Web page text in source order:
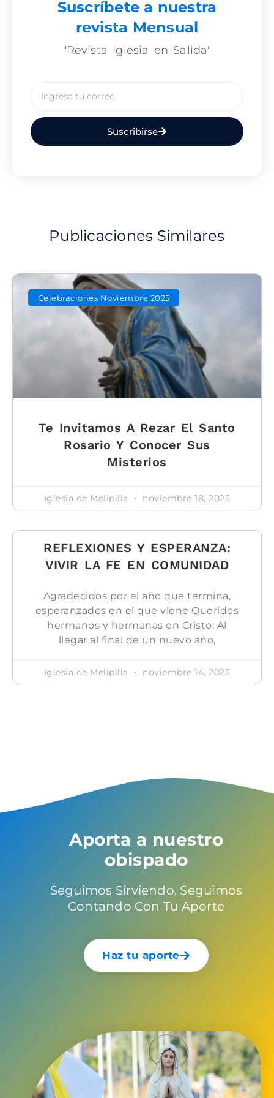
Suscríbete a nuestra
revista Mensual
"Revista Iglesia en Salida"
Suscribirse
Publicaciones Similares
Celebraciones Noviembre 2025
Te Invitamos A Rezar El Santo
Rosario Y Conocer Sus
Misterios
Iglesia de Melipilla noviembre 18, 2025
REFLEXIONES Y ESPERANZA:
VIVIR LA FE EN COMUNIDAD
Agradecidos por el año que termina,
esperanzados en el que viene Queridos
hermanos y hermanas en Cristo: Al
llegar al final de un nuevo año,
Iglesia de Melipilla noviembre 14, 2025
Aporta a nuestro
obispado
Seguimos Sirviendo, Seguimos
Contando Con Tu Aporte
Haz tu aporte